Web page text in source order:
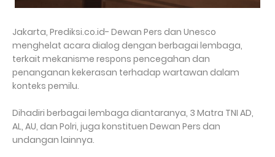
Jakarta, Prediksi.co.id- Dewan Pers dan Unesco
menghelat acara dialog dengan berbagai lembaga,
terkait mekanisme respons pencegahan dan
penanganan kekerasan terhadap wartawan dalam
konteks pemilu.
Dihadiri berbagai lembaga diantaranya, 3 Matra TNI AD,
AL, AU, dan Polri, juga konstituen Dewan Pers dan
undangan lainnya.